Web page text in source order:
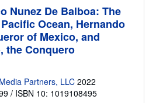
Nunez De Balboa: The
Ocean, Hernando
of Mexico, and
the Conquero
Partners, LLC 2022
/ ISBN 10: 1019108495